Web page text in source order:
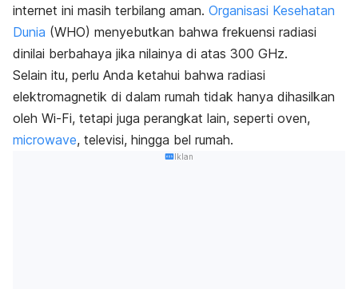
internet ini masih terbilang aman. Organisasi Kesehatan
Dunia (WHO) menyebutkan bahwa frekuensi radiasi
dinilai berbahaya jika nilainya di atas 300 GHz.
Selain itu, perlu Anda ketahui bahwa radiasi
elektromagnetik di dalam rumah tidak hanya dihasilkan
oleh Wi-Fi, tetapi juga perangkat lain, seperti oven,
microwave, televisi, hingga bel rumah.
Iklan